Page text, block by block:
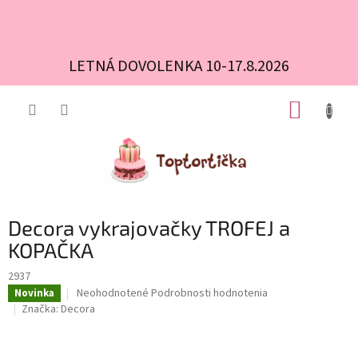
LETNÁ DOVOLENKA 10-17.8.2026
Decora vykrajovačky TROFEJ a
KOPAČKA
2937
Novinka
Priemerné
hodnotenie
Neohodnotené Podrobnosti hodnotenia
Značka: Decora